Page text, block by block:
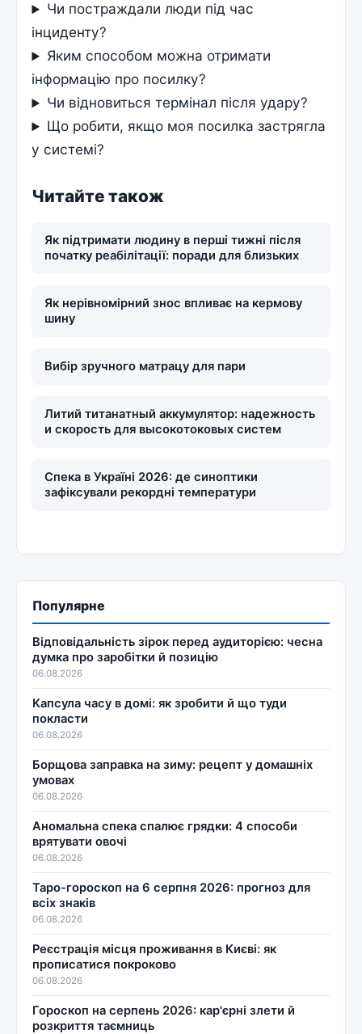
Чи постраждали люди під час
інциденту?
Яким способом можна отримати
інформацію про посилку?
Чи відновиться термінал після удару?
Що робити, якщо моя посилка застрягла
у системі?
Читайте також
Як підтримати людину в перші тижні після
початку реабілітації: поради для близьких
Як нерівномірний знос впливає на кермову
шину
Вибір зручного матрацу для пари
Литий титанатный аккумулятор: надежность
и скорость для высокотоковых систем
Спека в Україні 2026: де синоптики
зафіксували рекордні температури
Популярне
Відповідальність зірок перед аудиторією: чесна
думка про заробітки й позицію
06.08.2026
Капсула часу в домі: як зробити й що туди
покласти
06.08.2026
Борщова заправка на зиму: рецепт у домашніх
умовах
06.08.2026
Аномальна спека спалює грядки: 4 способи
врятувати овочі
06.08.2026
Таро-гороскоп на 6 серпня 2026: прогноз для
всіх знаків
06.08.2026
Реєстрація місця проживання в Києві: як
прописатися покроково
06.08.2026
Гороскоп на серпень 2026: кар'єрні злети й
розкриття таємниць